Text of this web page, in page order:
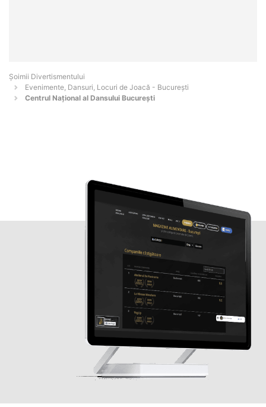
Şoimii Divertismentului
Evenimente, Dansuri, Locuri de Joacă - Bucureşti
Centrul Naţional al Dansului Bucureşti